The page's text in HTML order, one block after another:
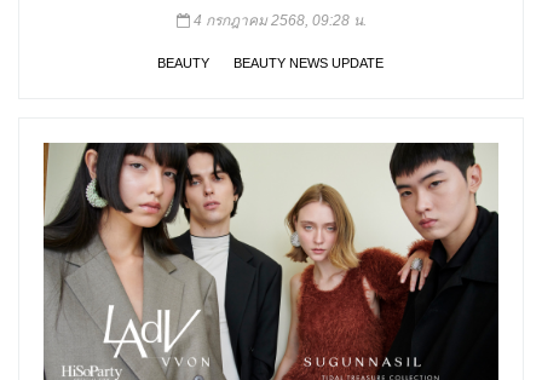
4 กรกฎาคม 2568, 09:28 น.
BEAUTY BEAUTY NEWS UPDATE